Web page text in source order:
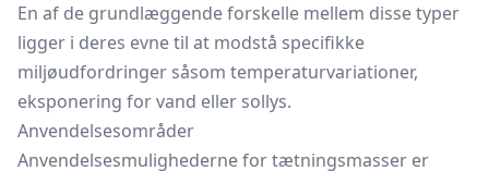
En af de grundlæggende forskelle mellem disse typer
ligger i deres evne til at modstå specifikke
miljøudfordringer såsom temperaturvariationer,
eksponering for vand eller sollys.
Anvendelsesområder
Anvendelsesmulighederne for tætningsmasser er